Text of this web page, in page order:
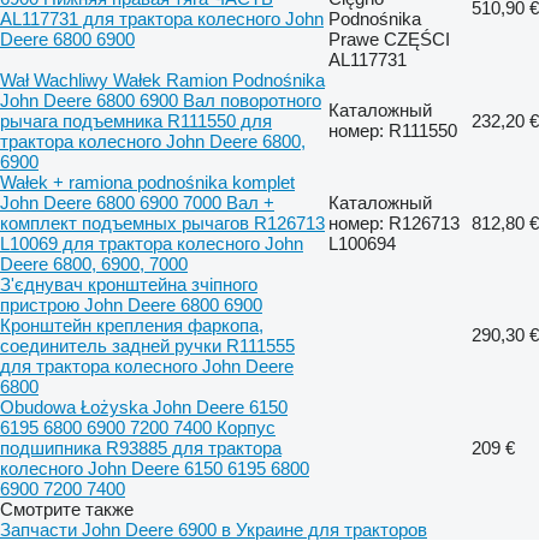
AL117731 для трактора колесного John
Deere 6800 6900
Podnośnika
Prawe CZĘŚCI
AL117731
510,90 €
Wał Wachliwy Wałek Ramion Podnośnika
John Deere 6800 6900 Вал поворотного
рычага подъемника R111550 для
трактора колесного John Deere 6800,
6900
Каталожный
номер: R111550
232,20 €
Wałek + ramiona podnośnika komplet
John Deere 6800 6900 7000 Вал +
комплект подъемных рычагов R126713
L10069 для трактора колесного John
Deere 6800, 6900, 7000
Каталожный
номер: R126713
L100694
812,80 €
З'єднувач кронштейна зчіпного
пристрою John Deere 6800 6900
Кронштейн крепления фаркопа,
соединитель задней ручки R111555
для трактора колесного John Deere
6800
290,30 €
Obudowa Łożyska John Deere 6150
6195 6800 6900 7200 7400 Корпус
подшипника R93885 для трактора
колесного John Deere 6150 6195 6800
6900 7200 7400
209 €
Смотрите также
Запчасти John Deere 6900 в Украине для тракторов